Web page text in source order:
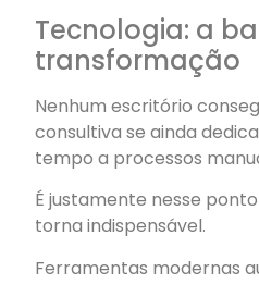
Tecnologia: a
transformação
Nenhum escritório
consultiva se ainda
tempo a processos
É justamente nesse
torna indispensável.
Ferramentas modernas